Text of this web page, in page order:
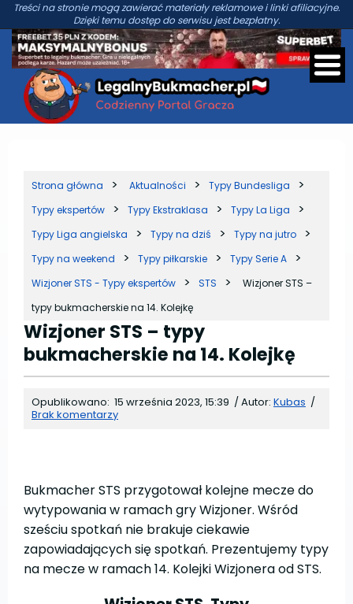
Treści na stronie mogą zawierać materiały reklamowe i linki afiliacyjne.
Dzięki temu dostęp do serwisu jest bezpłatny.
Strona główna Aktualności
Typy Bundesliga
Typy ekspertów
Typy Ekstraklasa
Typy La Liga
Typy Liga angielska
Typy na dziś
Typy na jutro
Typy na weekend
Typy piłkarskie
Typy Serie A
Wizjoner STS - Typy ekspertów
STS
Wizjoner STS –
typy bukmacherskie na 14. Kolejkę
Wizjoner STS – typy
bukmacherskie na 14. Kolejkę
Opublikowano: 15 września 2023, 15:39 /Autor: Kubas /
Brak komentarzy
Bukmacher STS przygotował kolejne mecze do
wytypowania w ramach gry Wizjoner. Wśród
sześciu spotkań nie brakuje ciekawie
zapowiadających się spotkań. Prezentujemy typy
na mecze w ramach 14. Kolejki Wizjonera od STS.